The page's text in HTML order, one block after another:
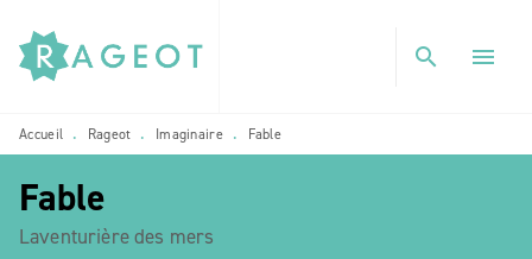
MENU RECHERCHE
PIED DE PAGE
search menu
Accueil • Rageot • Imaginaire • Fable
Fable
Laventurière des mers